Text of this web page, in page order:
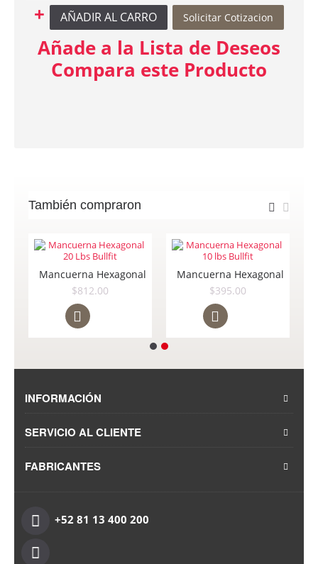
+ AÑADIR AL CARRO Solicitar Cotizacion
Añade a la Lista de Deseos
Compara este Producto
También compraron
Pesa Rusa Pesa Rusa
Mancuerna Hexagonal 20 Lbs Bullfit
$812.00
Mancuerna Hexagonal 10
$395.00
INFORMACIÓN
SERVICIO AL CLIENTE
FABRICANTES
+52 81 13 400 200